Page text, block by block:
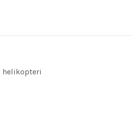
helikopteri